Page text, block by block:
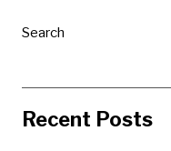
Search
Recent Posts